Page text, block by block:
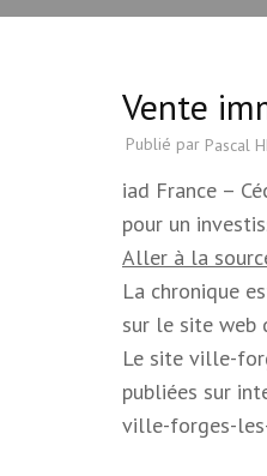
Vente
Publié par Pascal
iad France –
pour un
Aller à la
La chronique
sur le site web
Le site ville-
publiées sur
ville-forges-